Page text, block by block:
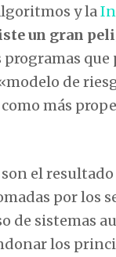
y la
un gran
de
más
el
por los
de sistemas
los